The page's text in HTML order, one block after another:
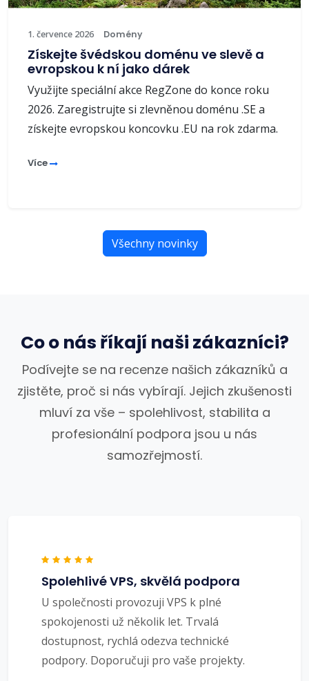
1. července 2026 Domény
Získejte švédskou doménu ve slevě a
evropskou k ní jako dárek
Využijte speciální akce RegZone do konce roku
2026. Zaregistrujte si zlevněnou doménu .SE a
získejte evropskou koncovku .EU na rok zdarma.
Více
Všechny novinky
Co o nás říkají naši zákazníci?
Podívejte se na recenze našich zákazníků a
zjistěte, proč si nás vybírají. Jejich zkušenosti
mluví za vše – spolehlivost, stabilita a
profesionální podpora jsou u nás
samozřejmostí.
Spolehlivé VPS, skvělá podpora
U společnosti provozuji VPS k plné
spokojenosti už několik let. Trvalá
dostupnost, rychlá odezva technické
podpory. Doporučuji pro vaše projekty.